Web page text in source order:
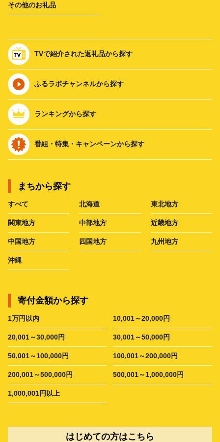
その他のお礼品
TVで紹介された返礼品から探す
ふるラボチャンネルから探す
ランキングから探す
番組・特集・キャンペーンから探す
まちから探す
すべて 北海道 東北地方
関東地方 中部地方 近畿地方
中国地方 四国地方 九州地方
沖縄
寄付金額から探す
1万円以内 10,001～20,000円
20,001～30,000円 30,001～50,000円
50,001～100,000円 100,001～200,000円
200,001～500,000円 500,001～1,000,000円
1,000,001円以上
はじめての方はこちら